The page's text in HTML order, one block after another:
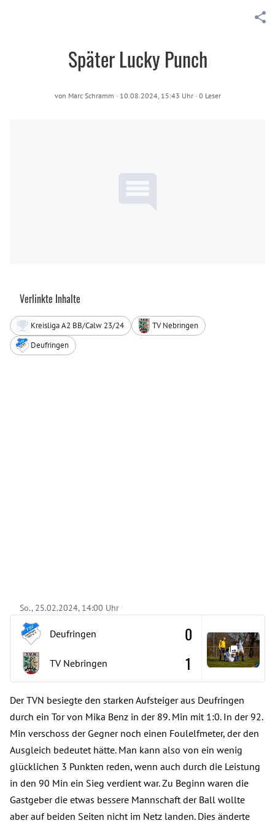
Später Lucky Punch
von Marc Schramm · 10.08.2024, 15:43 Uhr· 0 Leser
Verlinkte Inhalte
Kreisliga A2 BB/Calw 23/24
TV Nebringen
Deufringen
So., 25.02.2024, 14:00 Uhr
Deufringen
TV Nebringen
0
1
Der TVN besiegte den starken Aufsteiger aus Deufringen
durch ein Tor von Mika Benz in der 89. Min mit 1:0. In der 92.
Min verschoss der Gegner noch einen Foulelfmeter, der den
Ausgleich bedeutet hätte. Man kann also von ein wenig
glücklichen 3 Punkten reden, wenn auch durch die Leistung
in den 90 Min ein Sieg verdient war. Zu Beginn waren die
Gastgeber die etwas bessere Mannschaft der Ball wollte
aber auf beiden Seiten nicht im Netz landen. Dies änderte